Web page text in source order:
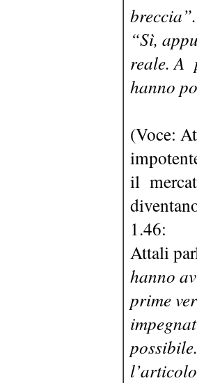
breccia”.
“Sì,
reale. A
hanno
(Voce:
il
1.46:
Attali
hanno
prime